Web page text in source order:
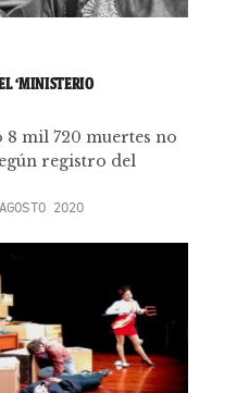
‘MINISTERIO
8 mil 720 muertes no
registro del
2020